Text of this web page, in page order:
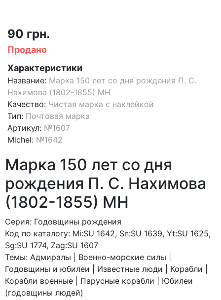
90 грн.
Продано
Характеристики
Название: Марка 150 лет со дня рождения П. С.
Нахимова (1802-1855) MH
Качество: Чистая марка с наклейкой
Тип: Почтовая марка
Артикул: №1607
Michel: №1642
Марка 150 лет со дня
рождения П. С. Нахимова
(1802-1855) MH
Серия: Годовщины рождения
Код по каталогy: Mi:SU 1642, Sn:SU 1639, Yt:SU 1625,
Sg:SU 1774, Zag:SU 1607
Темы: Адмиралы | Военно-морские силы |
Годовщины и юбилеи | Известные люди | Корабли |
Корабли военные | Парусные корабли | Юбилеи
(годовщины людей)